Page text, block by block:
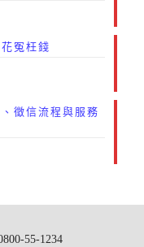
冤枉錢
徵信流程與服務
55-1234